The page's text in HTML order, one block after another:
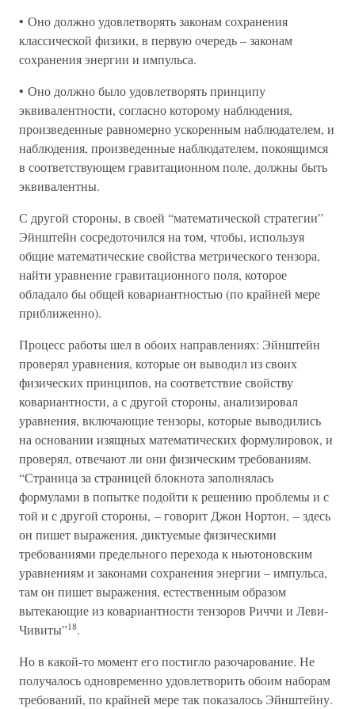
• Оно должно удовлетворять законам сохранения
классической физики, в первую очередь – законам
сохранения энергии и импульса.
• Оно должно было удовлетворять принципу
эквивалентности, согласно которому наблюдения,
произведенные равномерно ускоренным наблюдателем, и
наблюдения, произведенные наблюдателем, покоящимся
в соответствующем гравитационном поле, должны быть
эквивалентны.
С другой стороны, в своей “математической стратегии”
Эйнштейн сосредоточился на том, чтобы, используя
общие математические свойства метрического тензора,
найти уравнение гравитационного поля, которое
обладало бы общей ковариантностью (по крайней мере
приближенно).
Процесс работы шел в обоих направлениях: Эйнштейн
проверял уравнения, которые он выводил из своих
физических принципов, на соответствие свойству
ковариантности, а с другой стороны, анализировал
уравнения, включающие тензоры, которые выводились
на основании изящных математических формулировок, и
проверял, отвечают ли они физическим требованиям.
“Страница за страницей блокнота заполнялась
формулами в попытке подойти к решению проблемы и с
той и с другой стороны, – говорит Джон Нортон, – здесь
он пишет выражения, диктуемые физическими
требованиями предельного перехода к ньютоновским
уравнениям и законами сохранения энергии – импульса,
там он пишет выражения, естественным образом
вытекающие из ковариантности тензоров Риччи и Леви-
Чивиты”18.
Но в какой-то момент его постигло разочарование. Не
получалось одновременно удовлетворить обоим наборам
требований, по крайней мере так показалось Эйнштейну.